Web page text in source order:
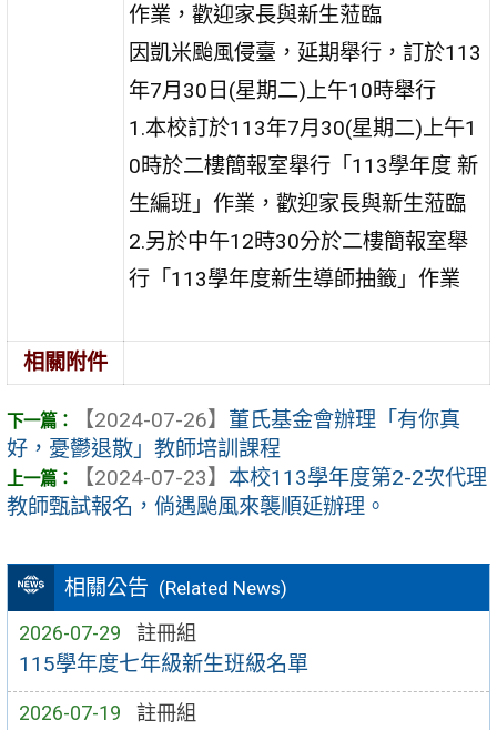
相關公告 (Related News)
2026-07-29 註冊組
115學年度七年級新生班級名單
2026-07-19 註冊組
作業，歡迎家長與新生蒞臨
因凱米颱風侵臺，延期舉行，訂於113
年7月30日(星期二)上午10時舉行
1.本校訂於113年7月30(星期二)上午1
0時於二樓簡報室舉行「113學年度 新
生編班」作業，歡迎家長與新生蒞臨
2.另於中午12時30分於二樓簡報室舉
行「113學年度新生導師抽籤」作業
相關附件
【2024-07-26】 董氏基金會辦理「有你真
好，憂鬱退散」教師培訓課程
【2024-07-23】 本校113學年度第2-2次代理
教師甄試報名，倘遇颱風來襲順延辦理。